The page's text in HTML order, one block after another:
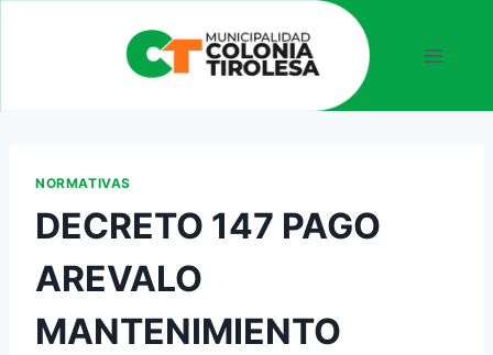
NORMATIVAS
DECRETO 147 PAGO
AREVALO
MANTENIMIENTO